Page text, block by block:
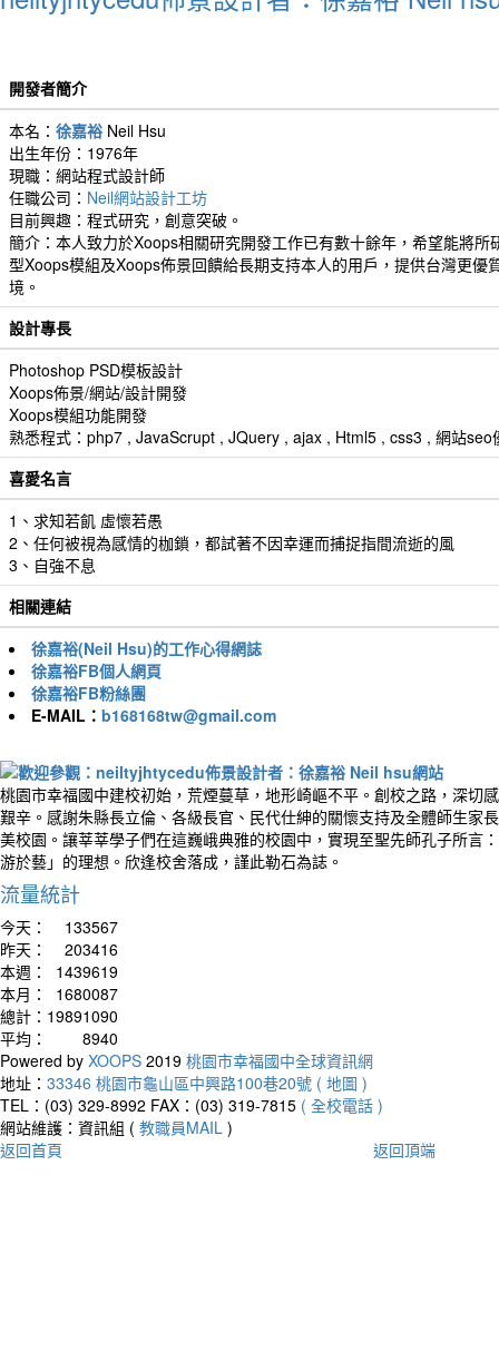
開發者簡介
本名： 徐嘉裕 Neil Hsu
出生年份：1976年
現職：網站程式設計師
任職公司： Neil網站設計工坊
目前興趣：程式研究，創意突破。
簡介：本人致力於Xoops相關研究開發工作已有數十餘年，希望能將所
型Xoops模組及Xoops佈景回饋給長期支持本人的用戶，提供台灣更優
境。
設計專長
Photoshop PSD模板設計
Xoops佈景/網站/設計開發
Xoops模組功能開發
熟悉程式：php7 , JavaScrupt , JQuery , ajax , Html5 , css3 , 網站seo
喜愛名言
1、求知若飢 虛懷若愚
2、任何被視為感情的枷鎖，都試著不因幸運而捕捉指間流逝的風
3、自強不息
相關連結
徐嘉裕(Neil Hsu)的工作心得網誌
徐嘉裕FB個人網頁
徐嘉裕FB粉絲團
E-MAIL： b168168tw@gmail.com
桃園市幸福國中建校初始，荒煙蔓草，地形崎嶇不平。創校之路，深切
艱辛。感謝朱縣長立倫、各級長官、民代仕紳的關懷支持及全體師生家
美校園。讓莘莘學子們在這巍峨典雅的校園中，實現至聖先師孔子所言
游於藝」的理想。欣逢校舍落成，謹此勒石為誌。
流量統計
今天：
133567
昨天：
203416
本週：
1439619
本月：
1680087
總計： 19891090
平均：
8940
Powered by XOOPS 2019 桃園市幸福國中全球資訊網
地址： 33346 桃園市龜山區中興路100巷20號 ( 地圖 )
TEL：(03) 329-8992 FAX：(03) 319-7815 ( 全校電話 )
網站維護：資訊組 ( 教職員MAIL )
返回首頁
返回頂端